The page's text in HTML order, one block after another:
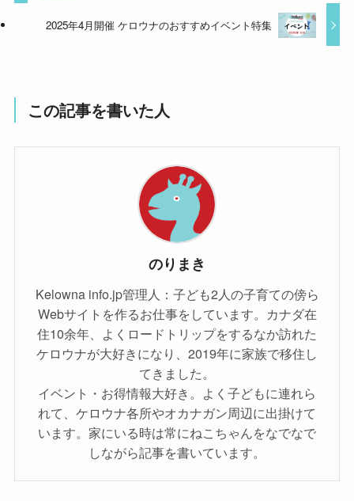
2025年4月開催 ケロウナのおすすめイベント特集
この記事を書いた人
のりまき
Kelowna info.jp管理人：子ども2人の子育ての傍ら
Webサイトを作るお仕事をしています。カナダ在
住10余年、よくロードトリップをするなか訪れた
ケロウナが大好きになり、2019年に家族で移住し
てきました。
イベント・お得情報大好き。よく子どもに連れら
れて、ケロウナ各所やオカナガン周辺に出掛けて
います。家にいる時は常にねこちゃんをなでなで
しながら記事を書いています。